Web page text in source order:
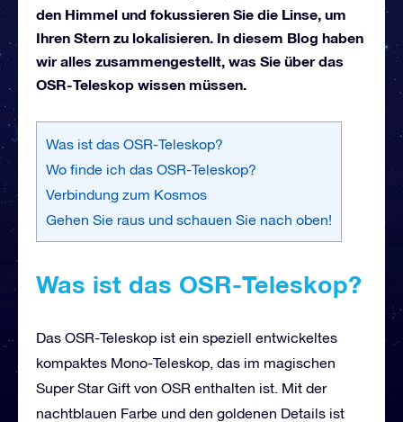
den Himmel und fokussieren Sie die Linse, um
Ihren Stern zu lokalisieren. In diesem Blog haben
wir alles zusammengestellt, was Sie über das
OSR-Teleskop wissen müssen.
Was ist das OSR-Teleskop?
Wo finde ich das OSR-Teleskop?
Verbindung zum Kosmos
Gehen Sie raus und schauen Sie nach oben!
Was ist das OSR-Teleskop?
Das OSR-Teleskop ist ein speziell entwickeltes
kompaktes Mono-Teleskop, das im magischen
Super Star Gift von OSR enthalten ist. Mit der
nachtblauen Farbe und den goldenen Details ist